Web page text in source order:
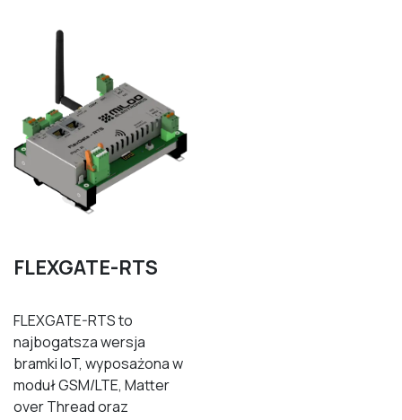
FLEXGATE-RTS
FLEXGATE-RTS to
najbogatsza wersja
bramki IoT, wyposażona w
moduł GSM/LTE, Matter
over Thread oraz